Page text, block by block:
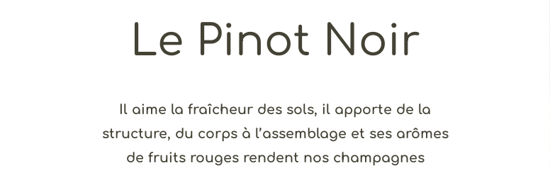
Le Pinot Noir
Il aime la fraîcheur des sols, il apporte de la
structure, du corps à l’assemblage et ses arômes
de fruits rouges rendent nos champagnes